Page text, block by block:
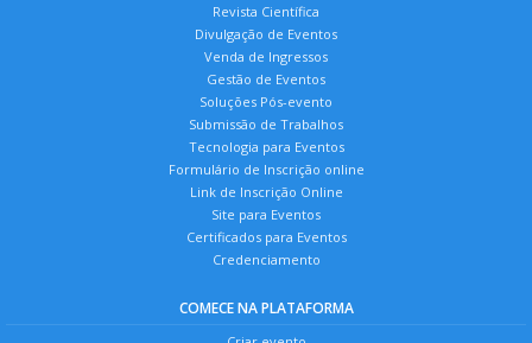
Revista Científica
Divulgação de Eventos
Venda de Ingressos
Gestão de Eventos
Soluções Pós-evento
Submissão de Trabalhos
Tecnologia para Eventos
Formulário de Inscrição online
Link de Inscrição Online
Site para Eventos
Certificados para Eventos
Credenciamento
COMECE NA PLATAFORMA